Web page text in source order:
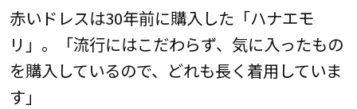
赤いドレスは30年前に購入した「ハナエモ
リ」。「流行にはこだわらず、気に入ったもの
を購入しているので、どれも長く着用していま
す」